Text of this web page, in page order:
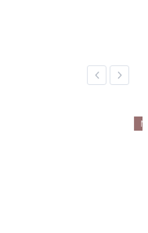
Previous
Next